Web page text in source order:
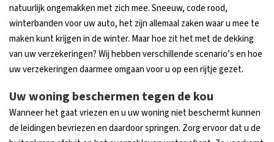
natuurlijk ongemakken met zich mee. Sneeuw, code rood,
winterbanden voor uw auto, het zijn allemaal zaken waar u mee te
maken kunt krijgen in de winter. Maar hoe zit het met de dekking
van uw verzekeringen? Wij hebben verschillende scenario’s en hoe
uw verzekeringen daarmee omgaan voor u op een rijtje gezet.
Uw woning beschermen tegen de kou
Wanneer het gaat vriezen en u uw woning niet beschermt kunnen
de leidingen bevriezen en daardoor springen. Zorg ervoor dat u de